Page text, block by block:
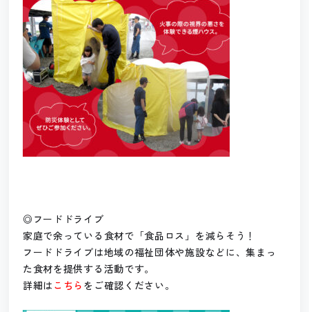
◎フードドライブ
家庭で余っている食材で「食品ロス」を減らそう！
フードドライブは地域の福祉団体や施設などに、集まっ
た食材を提供する活動です。
詳細は こちら をご確認ください。